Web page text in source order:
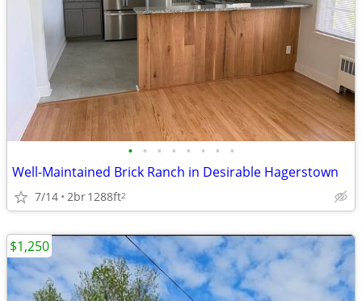
• • • • • • • •
Well-Maintained Brick Ranch in Desirable Hagerstown
7/14 2br1288ft2
$1,250